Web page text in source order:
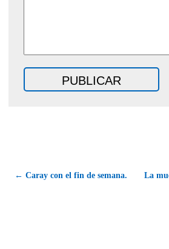
← Caray con el fin de semana. La